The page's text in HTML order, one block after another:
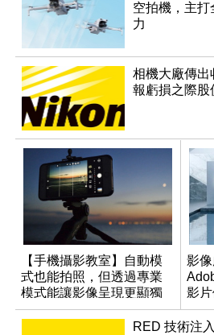
空拍機，主
力
相機大廠傳
報虧損之際股
【手機攝影教室】自動模
式也能拍照，但透過專業
模式能讓影像呈現更顯獨
特與個人風格
影像
影
RED 技術注